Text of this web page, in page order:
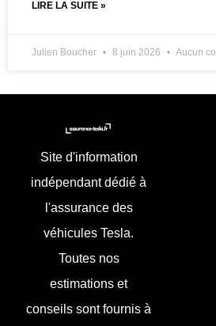
LIRE LA SUITE »
Julien Boucher 8 juin 2026 Aucun
Site d'information
indépendant dédié à
l'assurance des
véhicules Tesla.
Toutes nos
estimations et
conseils sont fournis à